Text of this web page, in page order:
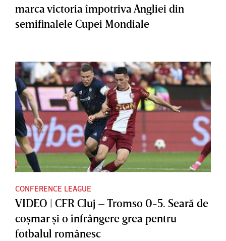
marca victoria împotriva Angliei din
semifinalele Cupei Mondiale
CONFERENCE LEAGUE
VIDEO | CFR Cluj – Tromso 0-5. Seară de
coşmar şi o înfrângere grea pentru
fotbalul românesc